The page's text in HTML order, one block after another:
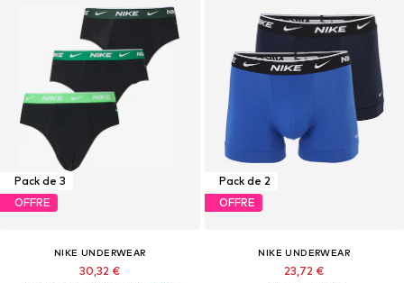
Pack de 3
OFFRE
NIKE UNDERWEAR
30,32 €
Pack de 2
OFFRE
NIKE UNDERWEAR
23,72 €